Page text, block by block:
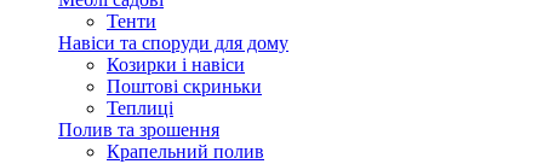
Тенти
Навіси та споруди для дому
Козирки і навіси
Поштові скриньки
Теплиці
Полив та зрошення
Крапельний полив